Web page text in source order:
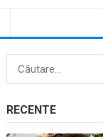
Caută
RECENTE